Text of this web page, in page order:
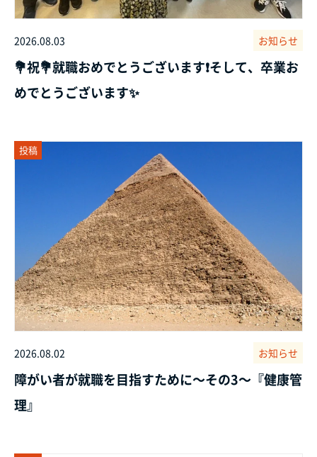
2026.08.03 お知らせ
💐祝💐就職おめでとうございます❗そして、卒業お
めでとうございます✨
投稿
2026.08.02 お知らせ
障がい者が就職を目指すために～その3～『健康管
理』